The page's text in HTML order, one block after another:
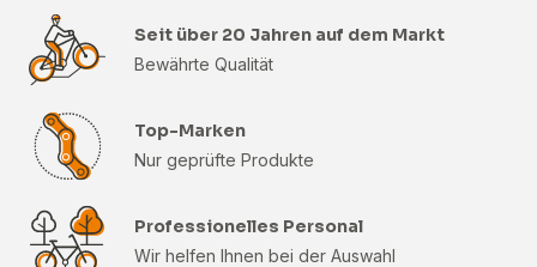
Seit über 20 Jahren auf dem Markt
Bewährte Qualität
Top-Marken
Nur geprüfte Produkte
Professionelles Personal
Wir helfen Ihnen bei der Auswahl